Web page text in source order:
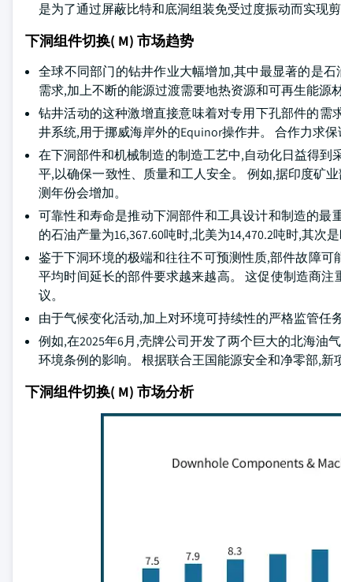
是为了通过屏蔽比特和底洞组装免受过度振动而实现
下洞组件切换( M) 市场趋势
全球不同部门的钻井作业大幅增加,其中最显著的是
需求,加上不断的能源过渡需要地热资源和可再生能源
钻井活动的这种激增直接意味着对专用下孔部件的需
井系统,用于挪威海岸外的Equinor操作井。 合作力求
在下洞部件和机械制造的制造工艺中,自动化日益得
平,以确保一致性、质量和工人安全。 例如,据印度矿
测年份会增加。
可靠性和寿命是推动下洞部件和工具设计和制造的最
的石油产量为16,367.60吨时,北美为14,470.2吨时,其次是
鉴于下洞环境的极端和往往不可预测性质,部件故障
平均时间延长的部件要求越来越高。 这促使制造商
议。
由于气候变化活动,加上对环境可持续性的严格监管任
例如,在2025年6月,壳牌公司开发了两个巨大的北海油
环境条例的影响。 根据联合王国能源安全和净零部,
下洞组件切换( M) 市场分析